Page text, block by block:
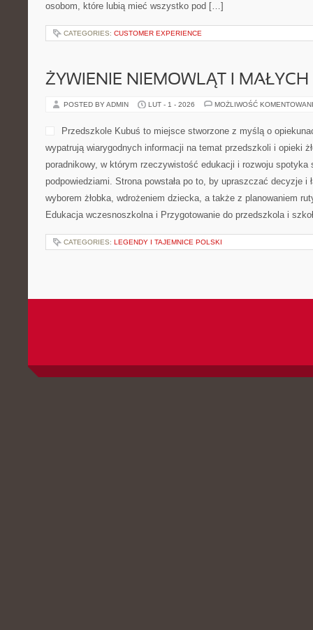
osobom, które lubią mieć wszystko pod […]
CATEGORIES: CUSTOMER EXPERIENCE
ŻYWIENIE NIEMOWLĄT I MAŁYCH
POSTED BY ADMIN LUT - 1 - 2026 MOŻLIWOŚĆ
Przedszkole Kubuś to miejsce stworzone z myślą o
wypatrują wiarygodnych informacji na temat przedszkoli i opieki
poradnikowy, w którym rzeczywistość edukacji i rozwoju
podpowiedziami. Strona powstała po to, by upraszczać decyzje i
wyborem żłobka, wdrożeniem dziecka, a także z planowaniem
Edukacja wczesnoszkolna i Przygotowanie do przedszkola i
CATEGORIES: LEGENDY I TAJEMNICE POLSKI